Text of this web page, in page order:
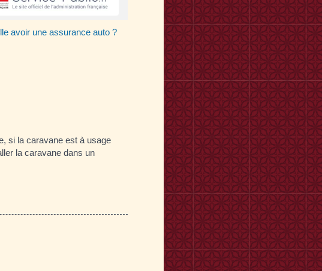
avoir une assurance auto ?
si la caravane est à usage
la caravane dans un